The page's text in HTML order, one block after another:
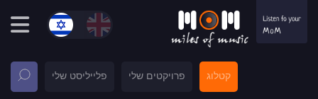
קטלוג פרויקטים שלי פלייליסט שלי